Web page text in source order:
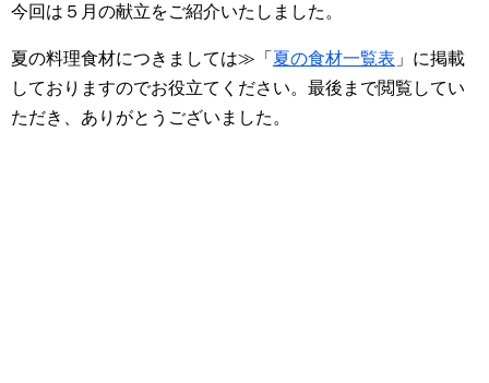
今回は５月の献立をご紹介いたしました。
夏の料理食材につきましては≫「 夏の食材一覧表 」に掲載
しておりますのでお役立てください。最後まで閲覧してい
ただき、ありがとうございました。